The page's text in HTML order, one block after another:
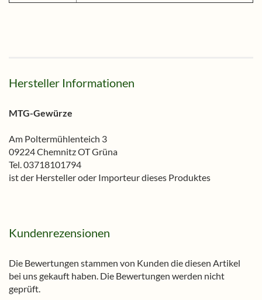
Hersteller Informationen
MTG-Gewürze
Am Poltermühlenteich 3
09224 Chemnitz OT Grüna
Tel. 03718101794
ist der Hersteller oder Importeur dieses Produktes
Kundenrezensionen
Die Bewertungen stammen von Kunden die diesen Artikel
bei uns gekauft haben. Die Bewertungen werden nicht
geprüft.